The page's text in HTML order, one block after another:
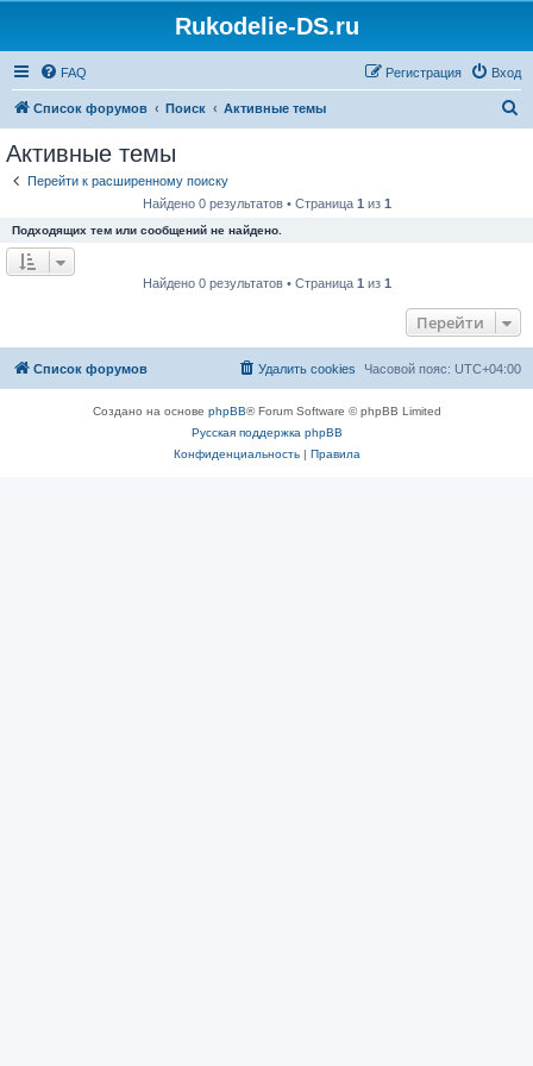
Rukodelie-DS.ru
FAQ Вход
Регистрация
Список форумов Поиск Активные темы
Активные темы
Перейти к расширенному поиску
Найдено 0 результатов • Страница 1 из 1
Подходящих тем или сообщений не найдено.
Найдено 0 результатов • Страница 1 из 1
Перейти
Список форумов Часовой пояс: UTC+04:00
Удалить cookies
Создано на основе phpBB® Forum Software © phpBB Limited
Русская поддержка phpBB
Конфиденциальность| Правила